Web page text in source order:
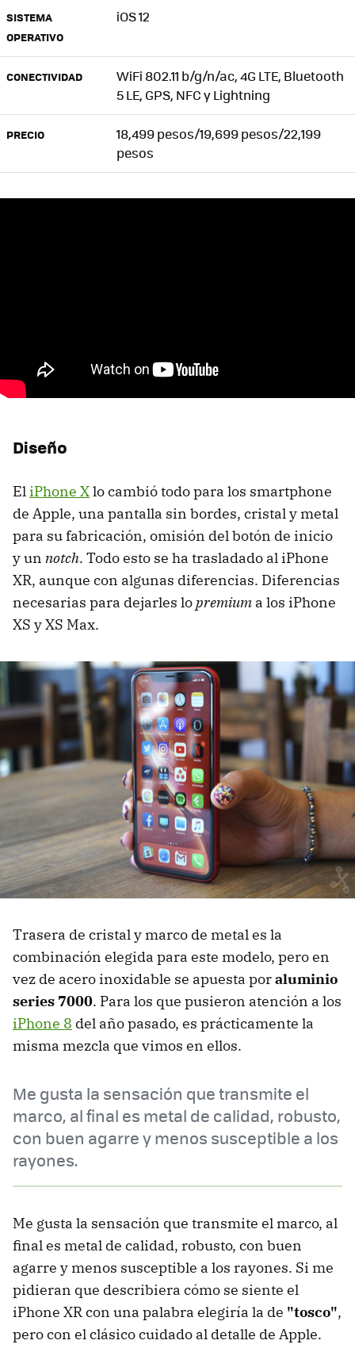
SISTEMA
OPERATIVO
iOS 12
CONECTIVIDAD
WiFi 802.11 b/g/n/ac, 4G LTE, Bluetooth
5 LE, GPS, NFC y Lightning
PRECIO
18,499 pesos/19,699 pesos/22,199
pesos
Diseño
EliPhone Xlo cambió todo para los smartphone
de Apple, una pantalla sin bordes, cristal y metal
para su fabricación, omisión del botón de inicio
y un notch. Todo esto se ha trasladado al iPhone
XR, aunque con algunas diferencias. Diferencias
necesarias para dejarles lopremium a los iPhone
XS y XS Max.
Trasera de cristal y marco de metal es la
combinación elegida para este modelo, pero en
vez de acero inoxidable se apuesta poraluminio
series 7000. Para los que pusieron atención a los
iPhone 8 del año pasado, es prácticamente la
misma mezcla que vimos en ellos.
Me gusta la sensación que transmite el
marco, al final es metal de calidad, robusto,
con buen agarre y menos susceptible a los
rayones.
Me gusta la sensación que transmite el marco, al
final es metal de calidad, robusto, con buen
agarre y menos susceptible a los rayones. Si me
pidieran que describiera cómo se siente el
iPhone XR con una palabra elegiría la de "tosco",
pero con el clásico cuidado al detalle de Apple.